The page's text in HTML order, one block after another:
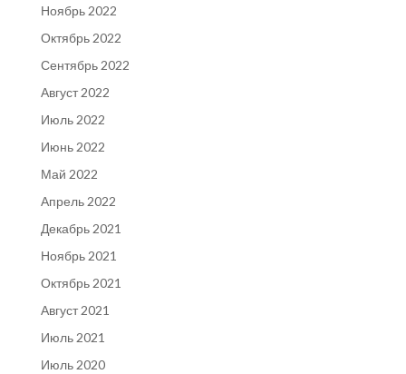
Ноябрь 2022
Октябрь 2022
Сентябрь 2022
Август 2022
Июль 2022
Июнь 2022
Май 2022
Апрель 2022
Декабрь 2021
Ноябрь 2021
Октябрь 2021
Август 2021
Июль 2021
Июль 2020